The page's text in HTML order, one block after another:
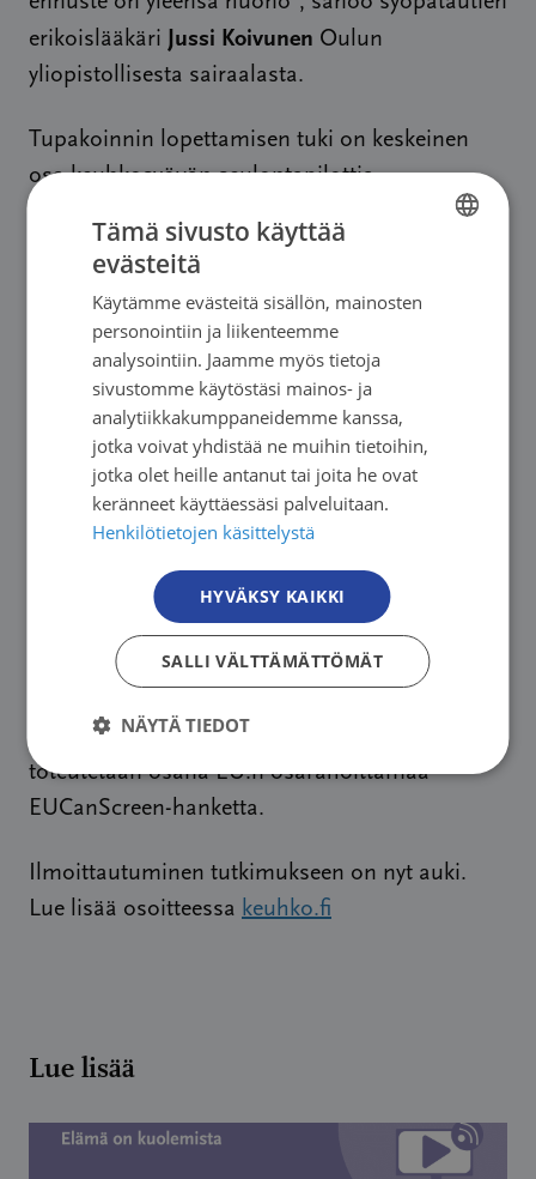
erikoislääkäri Jussi Koivunen Oulun
yliopistollisesta sairaalasta.
Tupakoinnin lopettamisen tuki on keskeinen
osa keuhkosyövän seulontapilottia.
Kansainvälisten tutkimusten mukaan yli 70
prosenttia seulontaan osallistuneista on
lopettaa tupakointi.
”Kun seulonta yhdistetään tupakoinnin
lopettamisen tukeen, hyödyt voivat ulottua
myös muiden tupakointiin liittyvien sairauksien
ehkäisyyn ja terveydenhuollon
kokonaiskustannusten hallintaan”, Koivunen
Seulontapilotin tavoitteena on tuottaa tietoa
keuhkosyövän seulonnan vaikuttavuudesta,
tukea tupakoinnin lopettamista. Tutkimus
toteutetaan osana EU:n osarahoittamaa
EUCanScreen-hanketta.
Ilmoittautuminen tutkimukseen on nyt auki.
Lue lisää osoitteessa keuhko.fi
Lue lisää
FINNISH
Tämä sivusto käyttää
evästeitä
Käytämme evästeitä sisällön, mainosten
personointiin ja liikenteemme
analysointiin. Jaamme myös tietoja
sivustomme käytöstäsi mainos- ja
analytiikkakumppaneidemme kanssa,
jotka voivat yhdistää ne muihin tietoihin,
jotka olet heille antanut tai joita he ovat
keränneet käyttäessäsi palveluitaan.
Henkilötietojen käsittelystä
HYVÄKSY KAIKKI
SALLI VÄLTTÄMÄTTÖMÄT
NÄYTÄ TIEDOT